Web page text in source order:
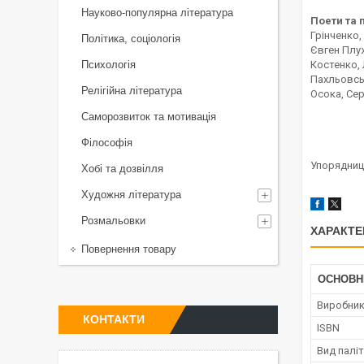
Поети та
Євген
Костенко,
Осока,
Виробник
ISBN
Вид
Науково-популярна література
Політика, соціологія
Психологія
Релігійна література
Саморозвиток та мотивація
Філософія
Хобі та дозвілля
Художня література
Розмальовки
Повернення товару
КОНТАКТИ